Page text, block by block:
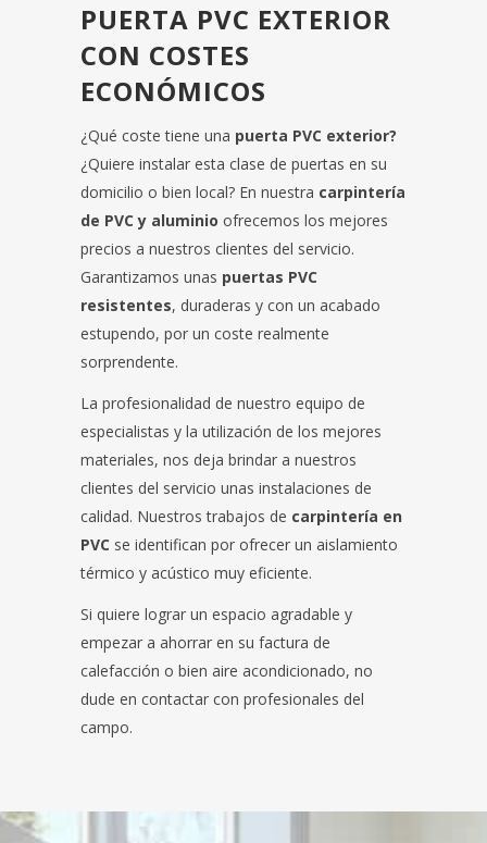
PUERTA PVC EXTERIOR
CON COSTES
ECONÓMICOS
¿Qué coste tiene una puerta PVC exterior?
¿Quiere instalar esta clase de puertas en su
domicilio o bien local? En nuestra carpintería
de PVC y aluminio ofrecemos los mejores
precios a nuestros clientes del servicio.
Garantizamos unas puertas PVC
resistentes, duraderas y con un acabado
estupendo, por un coste realmente
sorprendente.
La profesionalidad de nuestro equipo de
especialistas y la utilización de los mejores
materiales, nos deja brindar a nuestros
clientes del servicio unas instalaciones de
calidad. Nuestros trabajos de carpintería en
PVC se identifican por ofrecer un aislamiento
térmico y acústico muy eficiente.
Si quiere lograr un espacio agradable y
empezar a ahorrar en su factura de
calefacción o bien aire acondicionado, no
dude en contactar con profesionales del
campo.